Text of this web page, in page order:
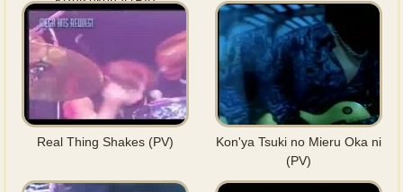
Real Thing Shakes (PV)
Kon'ya Tsuki no Mieru Oka ni
(PV)